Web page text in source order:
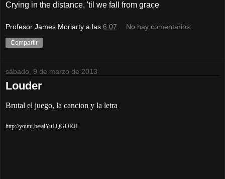
Crying in the distance, 'til we fall from grace
Profesor James Moriarty a las 6:07 No hay comentarios:
Compartir
sábado, 9 de marzo de 2013
Louder
Brutal el juego, la cancion y la letra
http://youtu.be/aiYuLQGORJI